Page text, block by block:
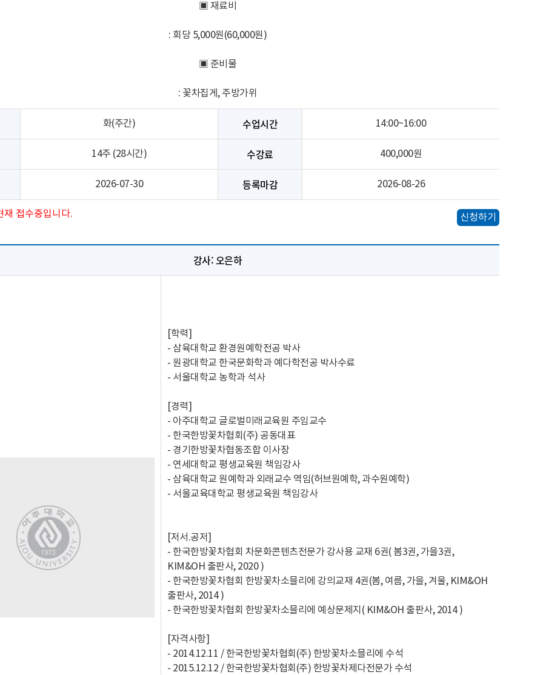
▣ 재료비
: 회당 5,000원(60,000원)
▣ 준비물
: 꽃차집게, 주방가위
화(주간) 수업시간 14:00~16:00
14주 (28시간) 수강료 400,000원
2026-07-30 등록마감 2026-08-26
재 접수중입니다. 신청하기
강사: 오은하
[학력]
- 삼육대학교 환경원예학전공 박사
- 원광대학교 한국문화학과 예다학전공 박사수료
- 서울대학교 농학과 석사
[경력]
- 아주대학교 글로벌미래교육원 주임교수
- 한국한방꽃차협회(주) 공동대표
- 경기한방꽃차협동조합 이사장
- 연세대학교 평생교육원 책임강사
- 삼육대학교 원예학과 외래교수 역임(허브원예학, 과수원예학)
- 서울교육대학교 평생교육원 책임강사
[저서.공저]
- 한국한방꽃차협회 차문화콘텐츠전문가 강사용 교재 6권( 봄3권, 가을3권,
KIM&OH 출판사, 2020 )
- 한국한방꽃차협회 한방꽃차소믈리에 강의교재 4권(봄, 여름, 가을, 겨울, KIM&OH
출판사, 2014 )
- 한국한방꽃차협회 한방꽃차소믈리에 예상문제지( KIM&OH 출판사, 2014 )
[자격사항]
- 2014.12.11 / 한국한방꽃차협회(주) 한방꽃차소믈리에 수석
- 2015.12.12 / 한국한방꽃차협회(주) 한방꽃차제다전문가 수석